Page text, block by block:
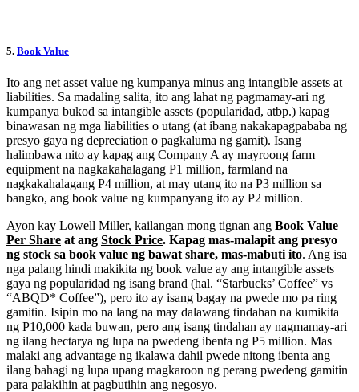
5. Book Value
Ito ang net asset value ng kumpanya minus ang intangible assets at
liabilities. Sa madaling salita, ito ang lahat ng pagmamay-ari ng
kumpanya bukod sa intangible assets (popularidad, atbp.) kapag
binawasan ng mga liabilities o utang (at ibang nakakapagpababa ng
presyo gaya ng depreciation o pagkaluma ng gamit). Isang
halimbawa nito ay kapag ang Company A ay mayroong farm
equipment na nagkakahalagang P1 million, farmland na
nagkakahalagang P4 million, at may utang ito na P3 million sa
bangko, ang book value ng kumpanyang ito ay P2 million.
Ayon kay Lowell Miller, kailangan mong tignan ang Book Value
Per Share at ang Stock Price. Kapag mas-malapit ang presyo
ng stock sa book value ng bawat share, mas-mabuti ito. Ang isa
nga palang hindi makikita ng book value ay ang intangible assets
gaya ng popularidad ng isang brand (hal. “Starbucks’ Coffee” vs
“ABQD* Coffee”), pero ito ay isang bagay na pwede mo pa ring
gamitin. Isipin mo na lang na may dalawang tindahan na kumikita
ng P10,000 kada buwan, pero ang isang tindahan ay nagmamay-ari
ng ilang hectarya ng lupa na pwedeng ibenta ng P5 million. Mas
malaki ang advantage ng ikalawa dahil pwede nitong ibenta ang
ilang bahagi ng lupa upang magkaroon ng perang pwedeng gamitin
para palakihin at pagbutihin ang negosyo.